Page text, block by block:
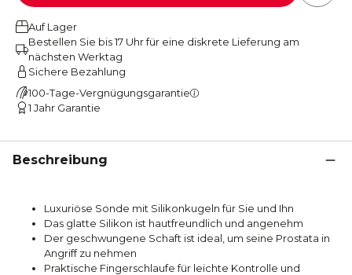
Auf Lager
Bestellen Sie bis 17 Uhr für eine diskrete Lieferung am
nächsten Werktag
Sichere Bezahlung
100-Tage-Vergnügungsgarantie
1 Jahr Garantie
Beschreibung
Luxuriöse Sonde mit Silikonkugeln für Sie und Ihn
Das glatte Silikon ist hautfreundlich und angenehm
Der geschwungene Schaft ist ideal, um seine Prostata in
Angriff zu nehmen
Praktische Fingerschlaufe für leichte Kontrolle und